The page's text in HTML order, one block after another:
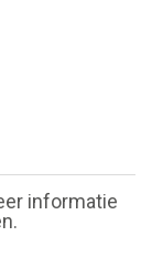
informatie